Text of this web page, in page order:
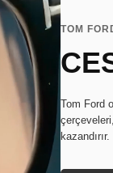
TOM
Tom Ford
kazandırır.